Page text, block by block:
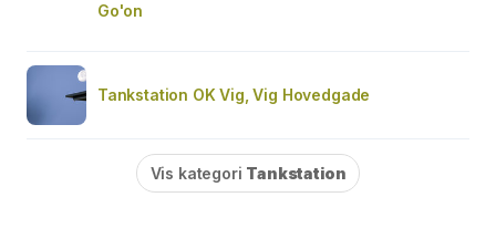
Go'on
Tankstation OK Vig, Vig Hovedgade
Vis kategori Tankstation